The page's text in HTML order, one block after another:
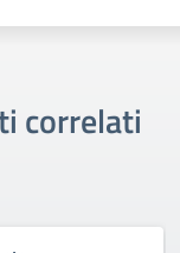
correlati